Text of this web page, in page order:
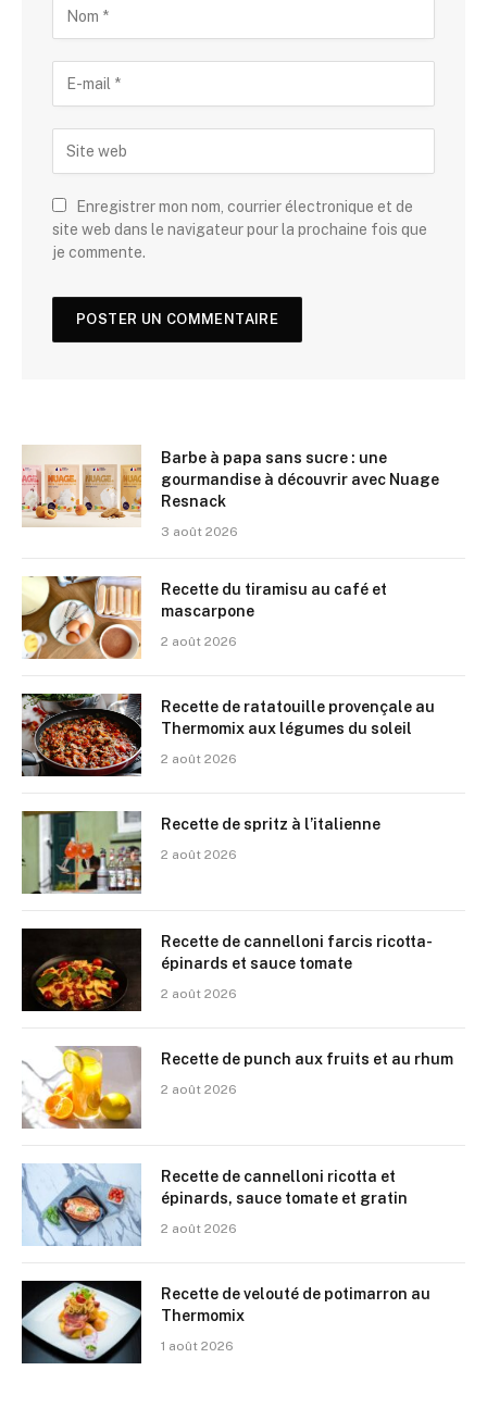
Enregistrer mon nom, courrier électronique et de
site web dans le navigateur pour la prochaine fois que
je commente.
Barbe à papa sans sucre : une
gourmandise à découvrir avec Nuage
Resnack
3 août 2026
Recette du tiramisu au café et
mascarpone
2 août 2026
Recette de ratatouille provençale au
Thermomix aux légumes du soleil
2 août 2026
Recette de spritz à l’italienne
2 août 2026
Recette de cannelloni farcis ricotta-
épinards et sauce tomate
2 août 2026
Recette de punch aux fruits et au rhum
2 août 2026
Recette de cannelloni ricotta et
épinards, sauce tomate et gratin
2 août 2026
Recette de velouté de potimarron au
Thermomix
1 août 2026